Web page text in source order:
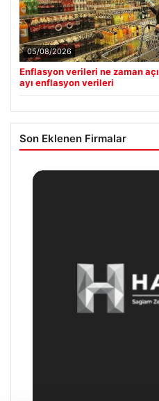
05/08/2026
Enflasyon verileri ne zaman
ayı enflasyon verileri
Son Eklenen Firmalar